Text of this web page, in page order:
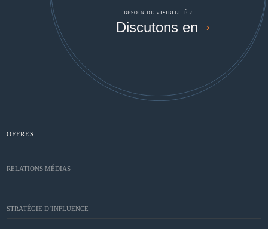
BESOIN DE VISIBILITÉ ?
Discutons en
OFFRES
RELATIONS MÉDIAS
STRATÉGIE D’INFLUENCE